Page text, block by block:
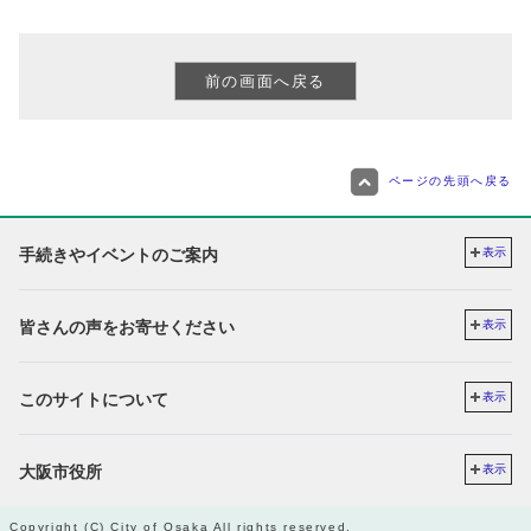
ページの先頭へ戻る
手続きやイベントのご案内 表示
皆さんの声をお寄せください 表示
このサイトについて 表示
大阪市役所 表示
Copyright (C) City of Osaka All rights reserved.